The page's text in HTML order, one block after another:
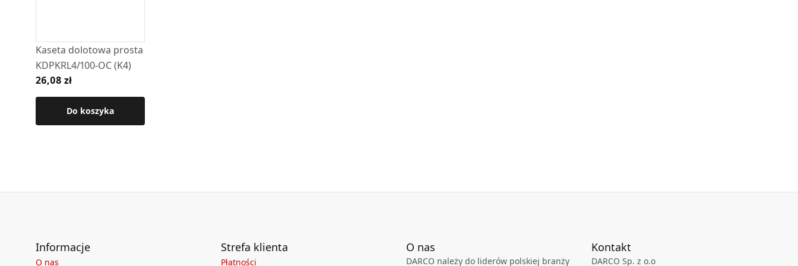
Przeznaczenie:
• wentylacja,
•DGP(np. nawiewy powietrza z dystrybucji gorącego powietrza)
Szczegółowe wymiary i informacje techniczne dostępne są w karcie produktu.
Kaseta dolotowa prosta
KDPKRL4/100-OC (K4)
26,08 zł
Do koszyka
Informacje
O nas
Strefa klienta
Płatności
O nas
DARCO należy do liderów polskiej branży
Kontakt
DARCO Sp. z o.o